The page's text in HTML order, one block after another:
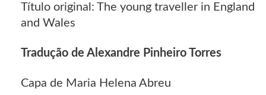
Título original: The young traveller in England
and Wales
Tradução de Alexandre Pinheiro Torres
Capa de Maria Helena Abreu